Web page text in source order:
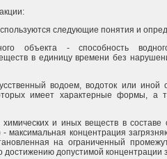
следующие понятия и
объекта - способность
в единицу времени без
водоем, водоток или иной
имеет характерные формы, а
и иных веществ в
максимальная концентрация
на ограниченный
достижению допустимой концентрации